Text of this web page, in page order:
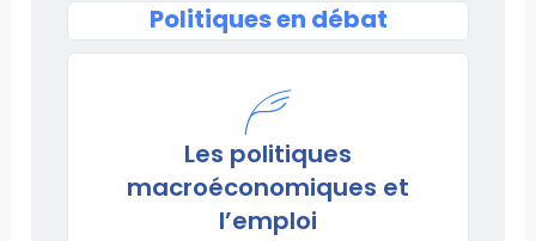
Politiques en débat
Les politiques
macroéconomiques et
l’emploi